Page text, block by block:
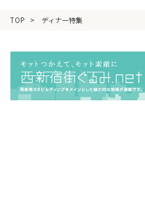
TOP ディナー特集